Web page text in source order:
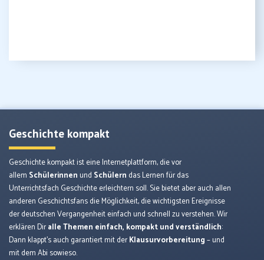
Geschichte kompakt
Geschichte kompakt ist eine Internetplattform, die vor
allem Schülerinnen und Schülern das Lernen für das
Unterrichtsfach Geschichte erleichtern soll. Sie bietet aber auch allen
anderen Geschichtsfans die Möglichkeit, die wichtigsten Ereignisse
der deutschen Vergangenheit einfach und schnell zu verstehen. Wir
erklären Diralle Themen einfach, kompakt und verständlich:
Dann klappt’s auch garantiert mit derKlausurvorbereitung– und
mit dem Abi sowieso.